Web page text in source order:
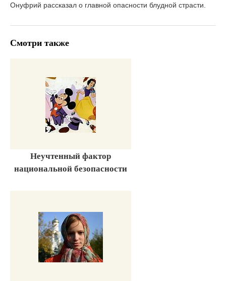
Онуфрий рассказал о главной опасности блудной страсти.
Смотри также
Неучтенный фактор
национальной безопасности